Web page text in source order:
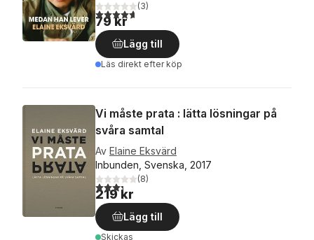
4,7utav 5 stjärnor. Totalt antal röster:
(3)
79 kr
Lägg till
Läs direkt efter köp
Vi måste prata : lätta lösningar på
svåra samtal
Av Elaine Eksvärd
Inbunden, Svenska, 2017
3,3utav 5 stjärnor. Totalt antal röster:
(8)
219 kr
Lägg till
Skickas